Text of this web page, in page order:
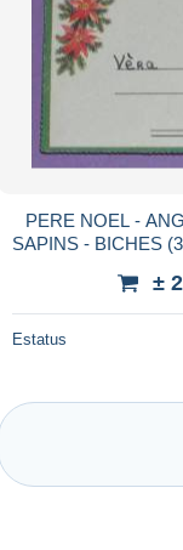
PERE NOEL -
SAPINS - BICHES
±
Estatus